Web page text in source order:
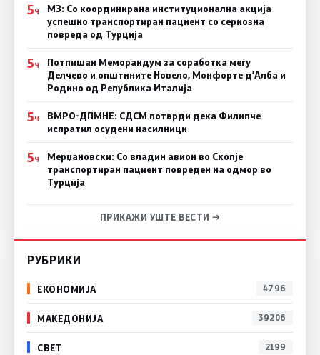
5Ч
МЗ: Со координирана институционална акција
успешно транспортиран пациент со сериозна
повреда од Турција
5Ч
Потпишан Меморандум за соработка меѓу
Делчево и општините Новело, Монфорте д’Алба и
Родино од Република Италија
5Ч
ВМРО-ДПМНЕ: СДСM потврди дека Филипче
испратил осудени насилници
5Ч
Мерџановски: Со владин авион во Скопје
транспортиран пациент повреден на одмор во
Турција
ПРИКАЖИ УШТЕ ВЕСТИ →
РУБРИКИ
ЕКОНОМИЈА 4796
МАКЕДОНИЈА 39206
СВЕТ 2199